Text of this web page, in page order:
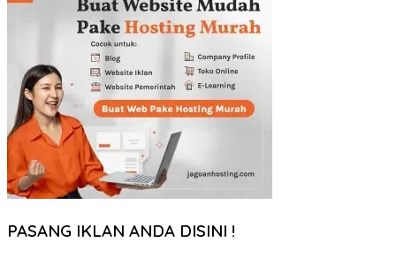
PASANG IKLAN ANDA DISINI !